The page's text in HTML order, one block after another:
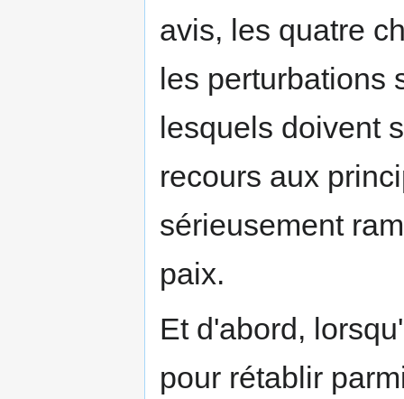
avis, les quatre
les perturbations
lesquels doivent
recours aux
sérieusement
paix.
Et d'abord,
pour rétablir